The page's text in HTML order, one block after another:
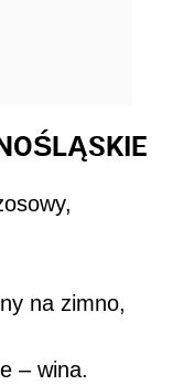
na zimno,
– wina.